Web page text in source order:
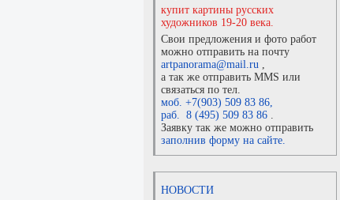
купит картины русских
художников 19-20 века.
Свои предложения и фото работ
можно отправить на почту
artpanorama@mail.ru ,
а так же отправить MMS или
связаться по тел.
моб. +7(903) 509 83 86,
раб. 8 (495) 509 83 86 .
Заявку так же можно отправить
заполнив форму на сайте.
НОВОСТИ